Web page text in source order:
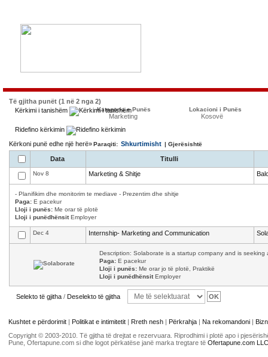
Të gjitha punët (1 në 2 nga 2)
Kërkimi i tanishëm
Kategoria e Punës
Marketing
Lokacioni i Punës
Kosovë
Ridefino kërkimin
Kërkoni punë edhe një herë»Paraqiti: Shkurtimisht | Gjerësishtë
Data Titulli
Nov 8 Marketing & Shitje
- Planifikim dhe monitorim te mediave - Prezentim dhe shitje
Paga: E pacekur
Lloji i punës: Me orar të plotë
Lloji i punëdhënsitEmployer
Dec 4 Internship- Marketing and Communication
Description: Solaborate is a startup company and is
Paga: E pacekur
Lloji i punës: Me orar jo të plotë, Praktikë
Lloji i punëdhënsitEmployer
Selekto të gjitha / Deselekto të gjitha
Kushtet e përdorimit | Politikat e intimitetit | Rreth nesh | Përkrahja | Na rekomandoni |
Copyright © 2003-2010. Të gjitha të drejtat e rezervuara. Riprodhimi i plotë apo i
Pune, Ofertapune.com si dhe logot përkatëse janë marka tregtare të Ofertapune.com LLC